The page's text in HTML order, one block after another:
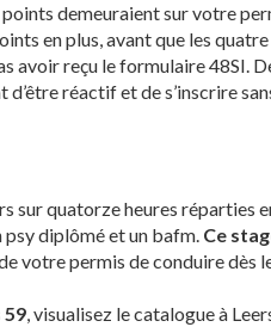
demeuraient sur votre
en plus, avant que les
avoir reçu le formulaire 48SI.
réactif et de s’inscrire
sur quatorze heures réparties
psy diplômé et un bafm. Ce
votre permis de conduire dès
59, visualisez le catalogue à